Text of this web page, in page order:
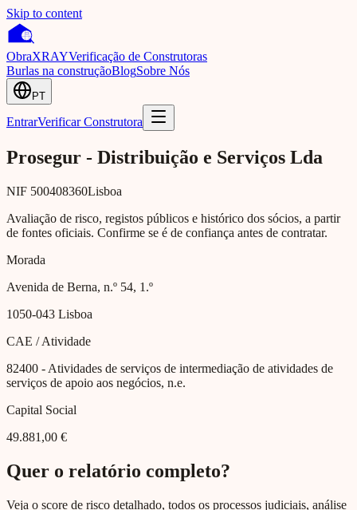
Skip to content
ObraXRAYVerificação de Construtoras
Burlas na construçãoBlogSobre Nós
PT
EntrarVerificar Construtora
Prosegur - Distribuição e Serviços Lda
NIF 500408360Lisboa
Avaliação de risco, registos públicos e histórico dos sócios, a partir
de fontes oficiais. Confirme se é de confiança antes de contratar.
Morada
Avenida de Berna, n.º 54, 1.º
1050-043 Lisboa
CAE / Atividade
82400 - Atividades de serviços de intermediação de atividades de
serviços de apoio aos negócios, n.e.
Capital Social
49.881,00 €
Quer o relatório completo?
Veja o score de risco detalhado, todos os processos judiciais, análise